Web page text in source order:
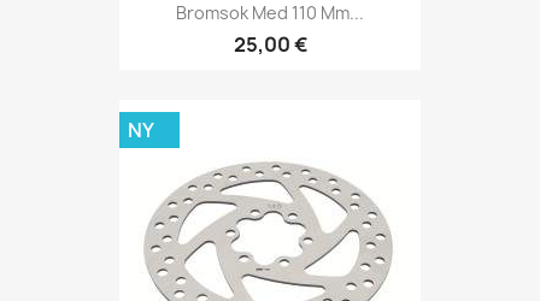
Bromsok Med 110 Mm...
25,00 €
NY